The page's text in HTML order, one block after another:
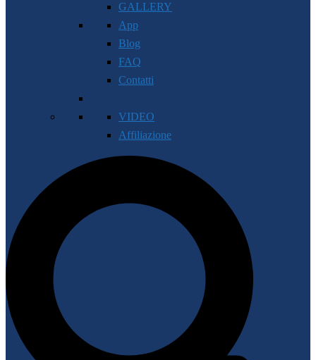
GALLERY
App
Blog
FAQ
Contatti
VIDEO
Affiliazione